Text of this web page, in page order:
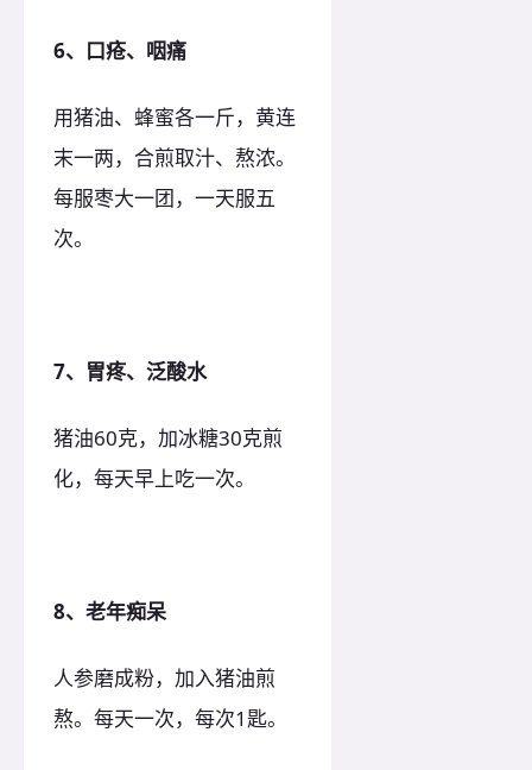
6、口疮、咽痛
用猪油、蜂蜜各一斤，黄连
末一两，合煎取汁、熬浓。
每服枣大一团，一天服五
次。
7、胃疼、泛酸水
猪油60克，加冰糖30克煎
化，每天早上吃一次。
8、老年痴呆
人参磨成粉，加入猪油煎
熬。每天一次，每次1匙。